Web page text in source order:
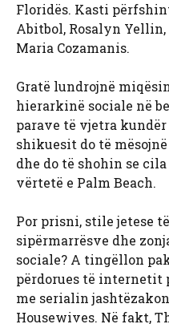
Floridës. Kasti
Abitbol, ​​Rosalyn
Maria Cozamanis.
Gratë lundrojnë
hierarkinë sociale në
parave të vjetra
shikuesit do të
dhe do të shohin se
vërtetë e Palm Beach.
Por prisni, stile jetese
sipërmarrësve dhe
sociale? A tingëllon
përdorues të internetit
me serialin
Housewives. Në fakt,